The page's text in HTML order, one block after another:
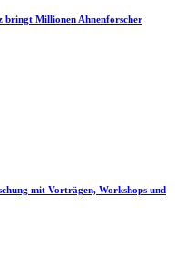
bringt Millionen Ahnenforscher
mit Vorträgen, Workshops und